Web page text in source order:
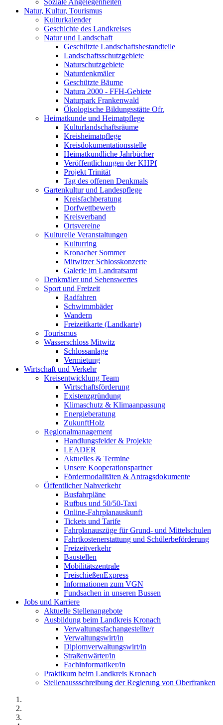
Soziale Angelegenheiten
Natur, Kultur, Tourismus
Kulturkalender
Geschichte des Landkreises
Natur und Landschaft
Geschützte Landschaftsbestandteile
Landschaftsschutzgebiete
Naturschutzgebiete
Naturdenkmäler
Geschützte Bäume
Natura 2000 - FFH-Gebiete
Naturpark Frankenwald
Ökologische Bildungsstätte Ofr.
Heimatkunde und Heimatpflege
Kulturlandschaftsräume
Kreisheimatpflege
Kreisdokumentationsstelle
Heimatkundliche Jahrbücher
Veröffentlichungen der KHPf
Projekt Trinität
Tag des offenen Denkmals
Gartenkultur und Landespflege
Kreisfachberatung
Dorfwettbewerb
Kreisverband
Ortsvereine
Kulturelle Veranstaltungen
Kulturring
Kronacher Sommer
Mitwitzer Schlosskonzerte
Galerie im Landratsamt
Denkmäler und Sehenswertes
Sport und Freizeit
Radfahren
Schwimmbäder
Wandern
Freizeitkarte (Landkarte)
Tourismus
Wasserschloss Mitwitz
Schlossanlage
Vermietung
Wirtschaft und Verkehr
Kreisentwicklung Team
Wirtschaftsförderung
Existenzgründung
Klimaschutz & Klimaanpassung
Energieberatung
ZukunftHolz
Regionalmanagement
Handlungsfelder & Projekte
LEADER
Aktuelles & Termine
Unsere Kooperationspartner
Fördermodalitäten & Antragsdokumente
Öffentlicher Nahverkehr
Busfahrpläne
Rufbus und 50/50-Taxi
Online-Fahrplanauskunft
Tickets und Tarife
Fahrplanauszüge für Grund- und Mittelschulen
Fahrtkostenerstattung und Schülerbeförderung
Freizeitverkehr
Baustellen
Mobilitätszentrale
FreischießenExpress
Informationen zum VGN
Fundsachen in unseren Bussen
Jobs und Karriere
Aktuelle Stellenangebote
Ausbildung beim Landkreis Kronach
Verwaltungsfachangestellte/r
Verwaltungswirt/in
Diplomverwaltungswirt/in
Straßenwärter/in
Fachinformatiker/in
Praktikum beim Landkreis Kronach
Stellenaussschreibung der Regierung von Oberfranken